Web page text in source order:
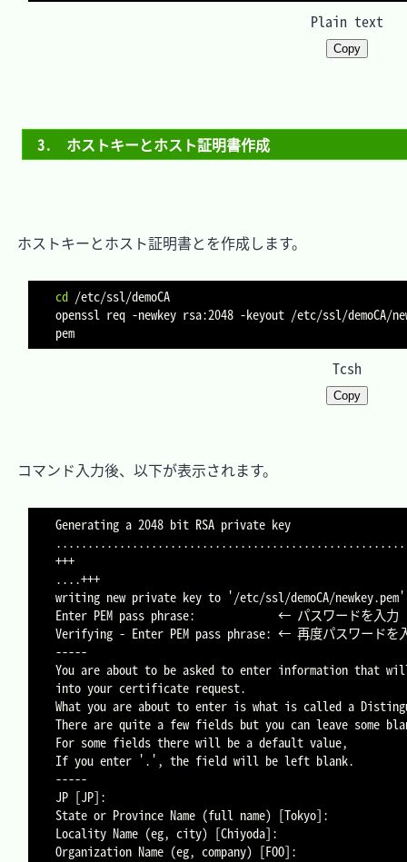
Plain text
Copy
3.　ホストキーとホスト証明書作成
ホストキーとホスト証明書とを作成します。
cd /etc/ssl/demoCA
openssl req -newkey rsa:2048 -keyout /etc/ssl/demoCA/
Tcsh
Copy
コマンド入力後、以下が表示されます。
Generating a 2048 bit RSA private key
+++
....+++
writing new private key to '/etc/ssl/demoCA/newkey.pem'
Enter PEM pass phrase:             ← パスワードを入力
Verifying - Enter PEM pass phrase: ← 再度パスワードを
-----
You are about to be asked to enter information that
into your certificate request.
What you are about to enter is what is called a
There are quite a few fields but you can leave some
For some fields there will be a default value,
If you enter '.', the field will be left blank.
-----
JP [JP]:                                    				← 国名
State or Province Name (full name) [Tokyo]: 				← 都道府県名
Locality Name (eg, city) [Chiyoda]:         				← 市町村名
Organization Name (eg, company) [FOO]:      				← 会社名・団体名